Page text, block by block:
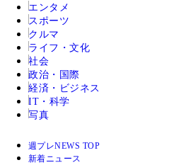
エンタメ
スポーツ
クルマ
ライフ・文化
社会
政治・国際
経済・ビジネス
IT・科学
写真
週プレNEWS TOP
新着ニュース